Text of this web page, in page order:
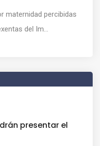
maternidad percibidas
del Im...
presentar el